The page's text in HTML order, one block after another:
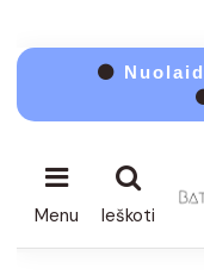
⚫
Menu Ieškoti